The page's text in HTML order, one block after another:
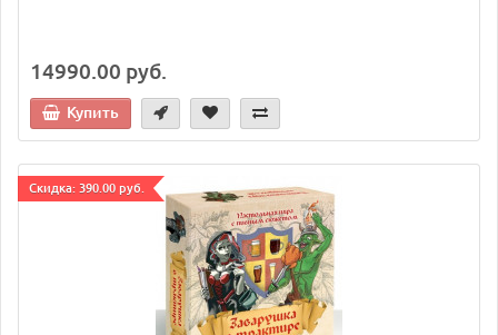
14990.00 руб.
Купить
Cкидка: 390.00 руб.